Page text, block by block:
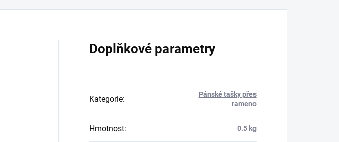
Doplňkové parametry
Kategorie:
Pánské tašky přes
rameno
Hmotnost: 0.5 kg